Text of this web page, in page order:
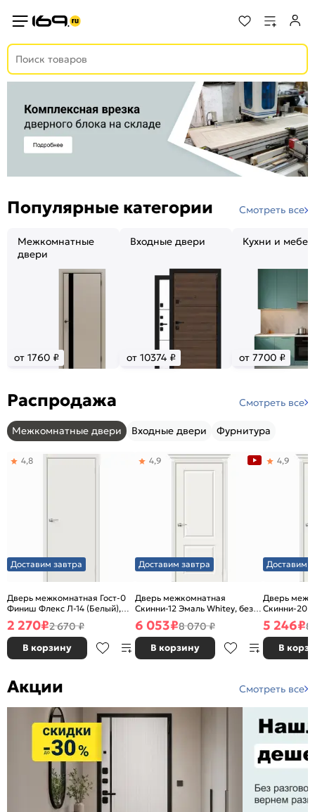
Популярные категории Смотреть все
Межкомнатные
двери
от 1760 ₽
Входные двери
от 10374 ₽
Кухни и
от 7700 ₽
Распродажа Смотреть все
Межкомнатные двери Входные двери Фурнитура
Доставим завтра
Дверь межкомнатная Гост-0
Финиш Флекс Л-14 (Белый),
глухая, каркасно-щитовая
4,8
2 270₽2 670 ₽
В корзину
Доставим завтра
Дверь межкомнатная
Скинни-12 Эмаль Whitey, без
декора, глухая, без стекла,
без кромки, скиновая
4,9
6 053₽8 070 ₽
В корзину
Доставим
Дверь
Скинни-20
декора,
без кромки,
4,9
5 246₽8
В
Акции Смотреть все